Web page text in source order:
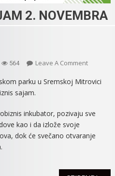
2. NOVEMBRA
564 Leave A CommentOn
SAJAM
U
parku u Sremskoj Mitrovici
sajam.
inkubator, pozivaju sve
kao i da izlože svoje
dok će svečano otvaranje